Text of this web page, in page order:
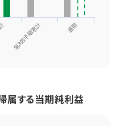
第3四半期累計 通期
属する当期純利益